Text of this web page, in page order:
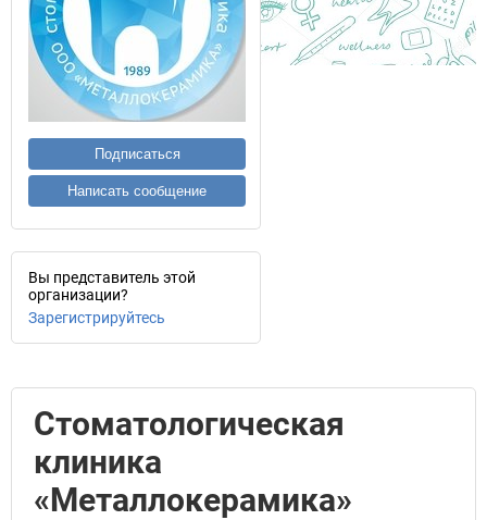
Подписаться
Написать сообщение
Вы представитель этой
организации?
Зарегистрируйтесь
Стоматологическая
клиника
«Металлокерамика»